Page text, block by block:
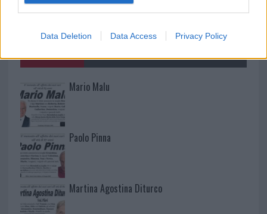
Data Deletion Data Access Privacy Policy
Mario Malu
Paolo Pinna
Martina Agostina Diturco